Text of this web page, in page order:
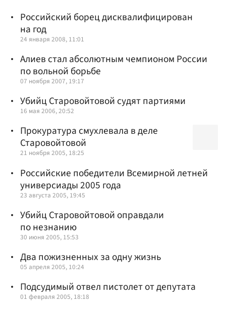
Российский борец дисквалифицирован
на год
24 января 2008, 11:01
Алиев стал абсолютным чемпионом России
по вольной борьбе
07 ноября 2007, 19:17
Убийц Старовойтовой судят партиями
16 мая 2006, 20:52
Прокуратура смухлевала в деле
Старовойтовой
21 ноября 2005, 18:25
Российские победители Всемирной летней
универсиады 2005 года
23 августа 2005, 19:45
Убийц Старовойтовой оправдали
по незнанию
30 июня 2005, 15:53
Два пожизненных за одну жизнь
05 апреля 2005, 10:24
Подсудимый отвел пистолет от депутата
01 февраля 2005, 18:18